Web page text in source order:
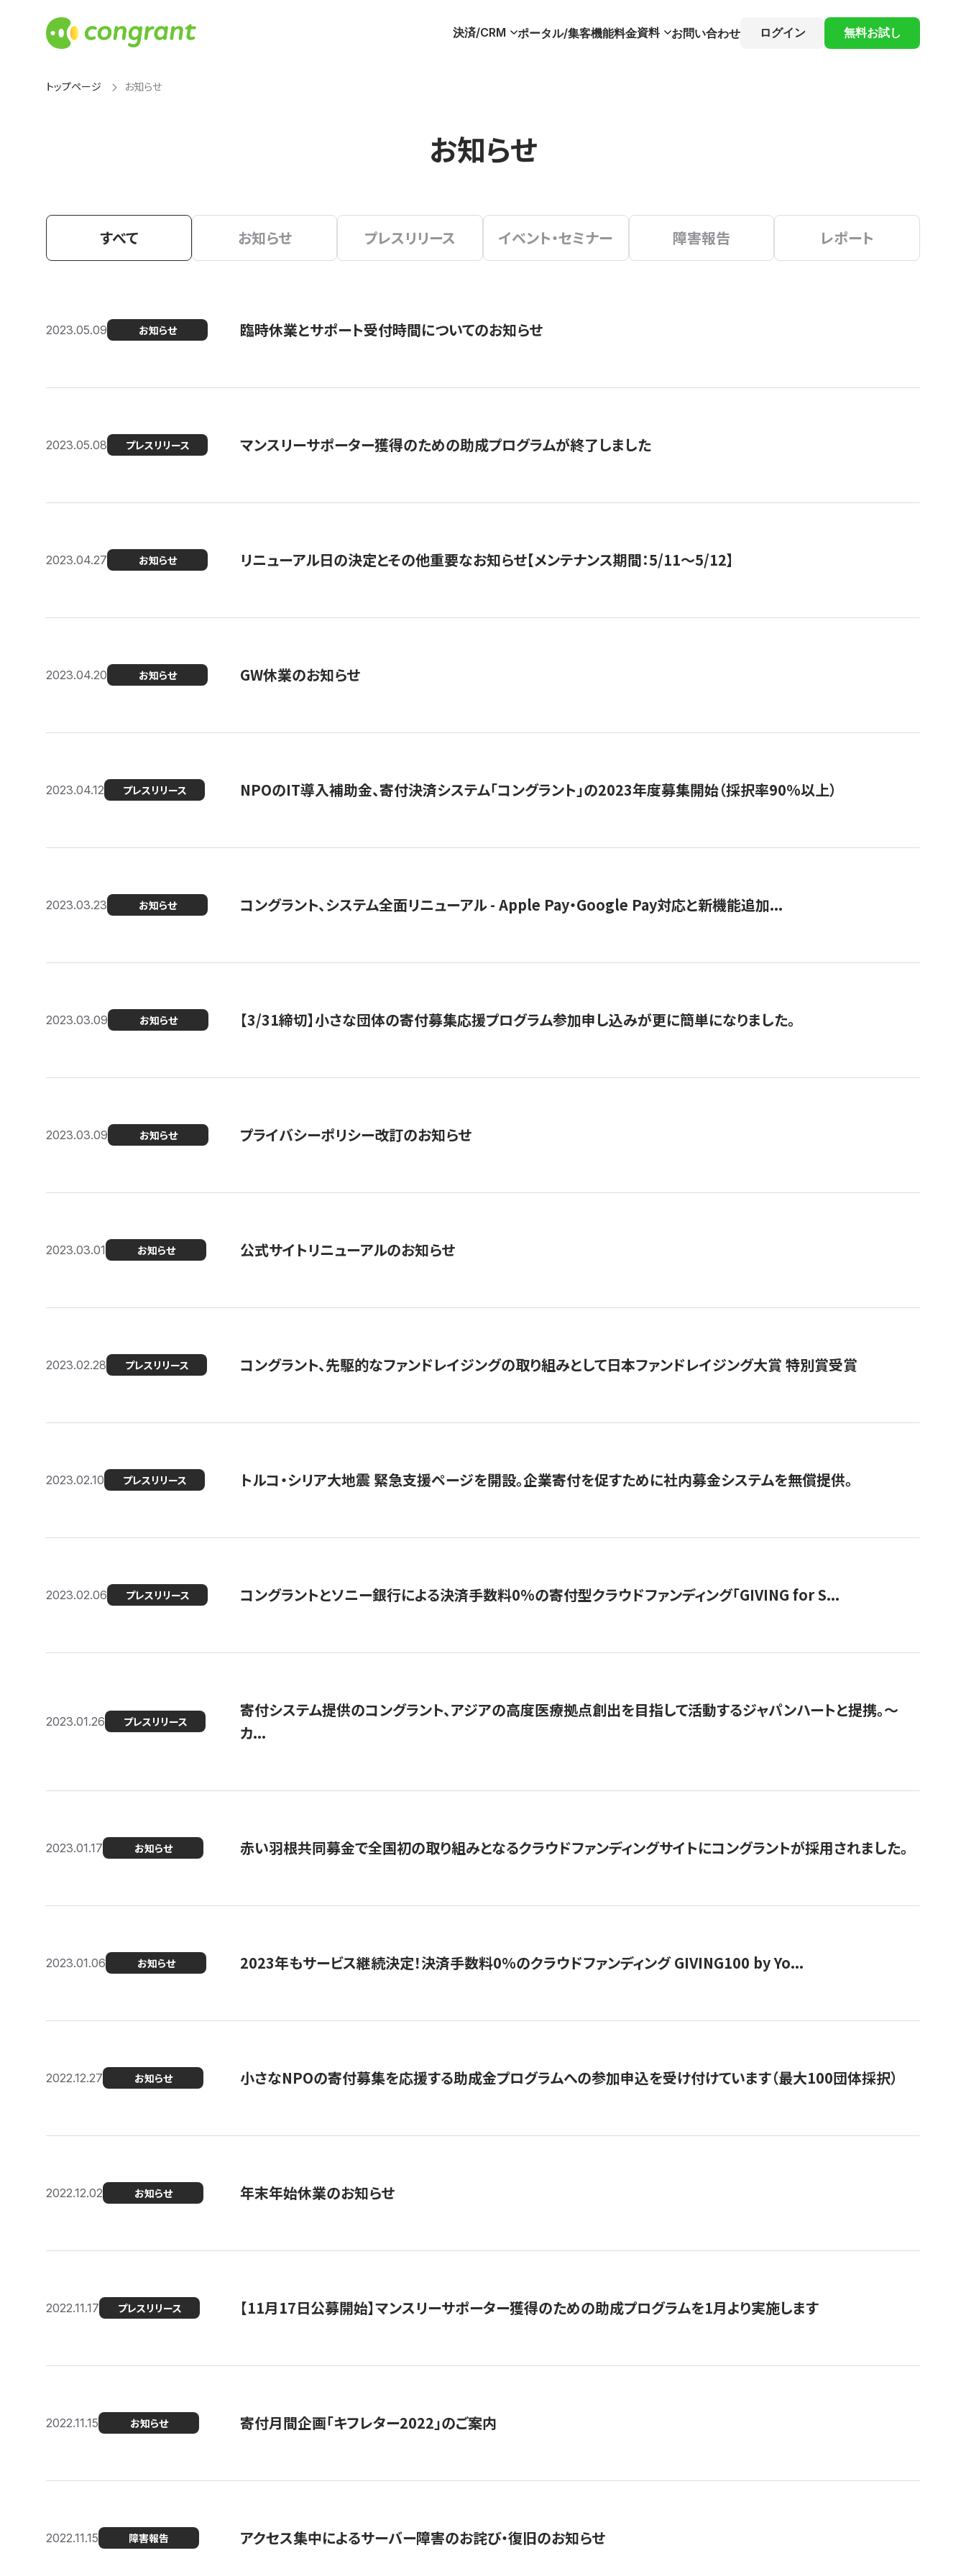
決済/CRM ポータル/集客機能料金資料 お問い合わせ ログイン 無料お試し
トップページ お知らせ
お知らせ
すべて お知らせ プレスリリース イベント・セミナー 障害報告 レポート
2023.05.09 お知らせ 臨時休業とサポート受付時間についてのお知らせ
2023.05.08 プレスリリース マンスリーサポーター獲得のための助成プログラムが終了しました
2023.04.27 お知らせ リニューアル日の決定とその他重要なお知らせ【メンテナンス期間：5/11～5/12】
2023.04.20 お知らせ GW休業のお知らせ
2023.04.12 プレスリリース NPOのIT導入補助金、寄付決済システム「コングラント」の2023年度募集開始（採択率90%以上）
2023.03.23 お知らせ コングラント、システム全面リニューアル - Apple Pay・Google Pay対応と新機能追加...
2023.03.09 お知らせ 【3/31締切】小さな団体の寄付募集応援プログラム参加申し込みが更に簡単になりました。
2023.03.09 お知らせ プライバシーポリシー改訂のお知らせ
2023.03.01 お知らせ 公式サイトリニューアルのお知らせ
2023.02.28 プレスリリース コングラント、先駆的なファンドレイジングの取り組みとして日本ファンドレイジング大賞 特別賞受賞
2023.02.10 プレスリリース トルコ・シリア大地震 緊急支援ページを開設。企業寄付を促すために社内募金システムを無償提供。
2023.02.06 プレスリリース コングラントとソニー銀行による決済手数料0%の寄付型クラウドファンディング「GIVING for S...
2023.01.26 プレスリリース
寄付システム提供のコングラント、アジアの高度医療拠点創出を目指して活動するジャパンハートと提携。〜
カ...
2023.01.17 お知らせ 赤い羽根共同募金で全国初の取り組みとなるクラウドファンディングサイトにコングラントが採用されました。
2023.01.06 お知らせ 2023年もサービス継続決定！決済手数料0％のクラウドファンディング GIVING100 by Yo...
2022.12.27 お知らせ 小さなNPOの寄付募集を応援する助成金プログラムへの参加申込を受け付けています（最大100団体採択）
2022.12.02 お知らせ 年末年始休業のお知らせ
2022.11.17 プレスリリース 【11月17日公募開始】マンスリーサポーター獲得のための助成プログラムを1月より実施します
2022.11.15 お知らせ 寄付月間企画「キフレター2022」のご案内
2022.11.15 障害報告 アクセス集中によるサーバー障害のお詫び・復旧のお知らせ